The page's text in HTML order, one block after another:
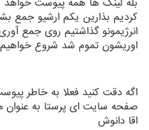
کردیم بذارین یکم ارشیو جمع
انرژیمونو گذاشتیم روی جمع
اوریشون تموم شد شروع
اگه دقت کنید فعلا به خاطر
صفحه سایت ای پرستا به
اقا دانوش